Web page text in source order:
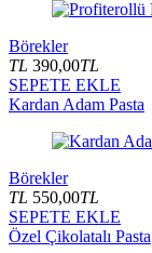
Börekler
TL 390,00TL
SEPETE EKLE
Kardan Adam Pasta
Börekler
TL 550,00TL
SEPETE EKLE
Özel Çikolatalı Pasta